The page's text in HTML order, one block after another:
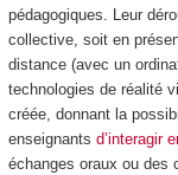
pédagogiques. Leur
collective, soit en
distance (avec un
technologies de réalité
créée, donnant la
enseignants d’interagir
échanges oraux ou des